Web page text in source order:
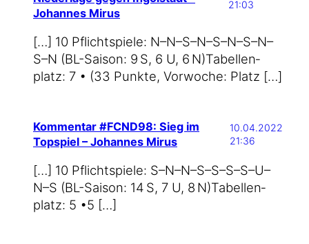
Johannes Mirus
21:03
[…] 10 Pflicht­spie­le: N–N–S–N–S–N–S–N–
S–N (BL-Saison: 9 S, 6 U, 6 N)Tabel­len­
platz: 7 • (33 Punk­te, Vor­wo­che: Platz […]
Kommentar #FCND98: Sieg im
Topspiel – Johannes Mirus
10.04.2022
21:36
[…] 10 Pflicht­spie­le: S–N–N–S–S–S–S–U–
N–S (BL-Saison: 14 S, 7 U, 8 N)Tabel­len­
platz: 5 •5 […]